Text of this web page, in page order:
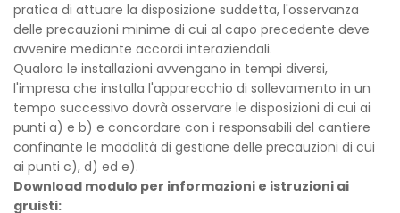
pratica di attuare la disposizione suddetta, l'osservanza
delle precauzioni minime di cui al capo precedente deve
avvenire mediante accordi interaziendali.
Qualora le installazioni avvengano in tempi diversi,
l'impresa che installa l'apparecchio di sollevamento in un
tempo successivo dovrà osservare le disposizioni di cui ai
punti a) e b) e concordare con i responsabili del cantiere
confinante le modalità di gestione delle precauzioni di cui
ai punti c), d) ed e).
Download modulo per informazioni e istruzioni ai
gruisti: